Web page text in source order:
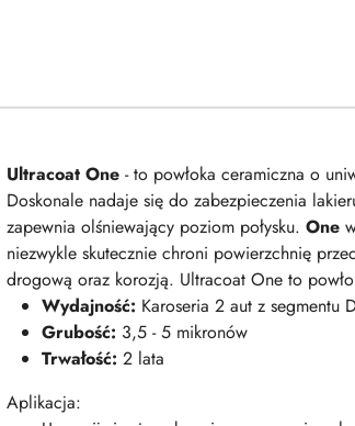
Ultracoat One - to powłoka ceramiczna o
Doskonale nadaje się do zabezpieczenia
zapewnia olśniewający poziom połysku. One
niezwykle skutecznie chroni powierzchnię
drogową oraz korozją. Ultracoat One to
Wydajność: Karoseria 2 aut z segmentu
Grubość: 3,5 - 5 mikronów
Trwałość: 2 lata
Aplikacja: